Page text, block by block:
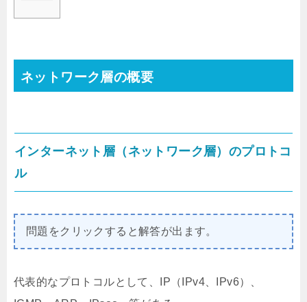
ネットワーク層の概要
インターネット層（ネットワーク層）のプロトコ
ル
問題をクリックすると解答が出ます。
代表的なプロトコルとして、IP（IPv4、IPv6）、